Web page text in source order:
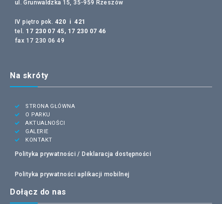
ul. Grunwaldzka 15, 35-959 Rzeszów
IV piętro pok. 420 i 421
tel. 17 230 07 45, 17 230 07 46
fax 17 230 06 49
Na skróty
STRONA GŁÓWNA
O PARKU
AKTUALNOŚCI
GALERIE
KONTAKT
Polityka prywatności /Deklaracja dostępności
Polityka prywatności aplikacji mobilnej
Dołącz do nas